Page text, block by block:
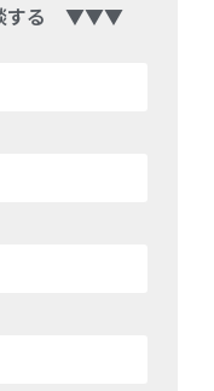
する ▼▼▼